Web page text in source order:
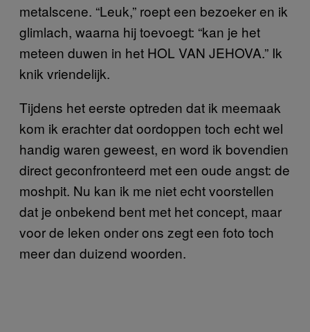
metalscene. “Leuk,” roept een bezoeker en ik
glimlach, waarna hij toevoegt: “kan je het
meteen duwen in het HOL VAN JEHOVA.” Ik
knik vriendelijk.
Tijdens het eerste optreden dat ik meemaak
kom ik erachter dat oordoppen toch echt wel
handig waren geweest, en word ik bovendien
direct geconfronteerd met een oude angst: de
moshpit. Nu kan ik me niet echt voorstellen
dat je onbekend bent met het concept, maar
voor de leken onder ons zegt een foto toch
meer dan duizend woorden.